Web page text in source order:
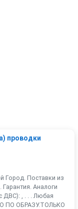
проводки
Город. Поставки из
Аналоги
ДВС): , . . . Любая
ПО ОБРАЗУ.ТОЛЬКО